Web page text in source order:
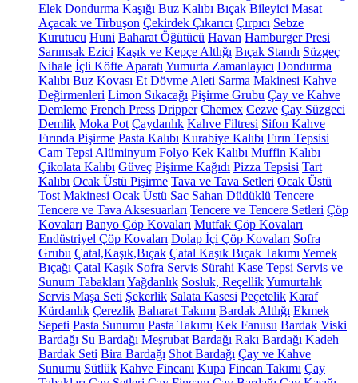
Elek Dondurma Kaşığı Buz Kalıbı Bıçak Bileyici Masat
Açacak ve Tirbuşon Çekirdek Çıkarıcı Çırpıcı Sebze
Kurutucu Huni Baharat Öğütücü Havan Hamburger Presi
Sarımsak Ezici Kaşık ve Kepçe Altlığı Bıçak Standı Süzgeç
Nihale İçli Köfte Aparatı Yumurta Zamanlayıcı Dondurma
Kalıbı Buz Kovası Et Dövme Aleti Sarma Makinesi Kahve
Değirmenleri Limon Sıkacağı Pişirme Grubu Çay ve Kahve
Demleme French Press Dripper Chemex Cezve Çay Süzgeci
Demlik Moka Pot Çaydanlık Kahve Filtresi Sifon Kahve
Fırında Pişirme Pasta Kalıbı Kurabiye Kalıbı Fırın Tepsisi
Cam Tepsi Alüminyum Folyo Kek Kalıbı Muffin Kalıbı
Çikolata Kalıbı Güveç Pişirme Kağıdı Pizza Tepsisi Tart
Kalıbı Ocak Üstü Pişirme Tava ve Tava Setleri Ocak Üstü
Tost Makinesi Ocak Üstü Sac Sahan Düdüklü Tencere
Tencere ve Tava Aksesuarları Tencere ve Tencere Setleri Çöp
Kovaları Banyo Çöp Kovaları Mutfak Çöp Kovaları
Endüstriyel Çöp Kovaları Dolap İçi Çöp Kovaları Sofra
Grubu Çatal,Kaşık,Bıçak Çatal Kaşık Bıçak Takımı Yemek
Bıçağı Çatal Kaşık Sofra Servis Sürahi Kase Tepsi Servis ve
Sunum Tabakları Yağdanlık Sosluk, ReçellikYumurtalık
Servis Maşa Seti Şekerlik Salata Kasesi Peçetelik Karaf
Kürdanlık Çerezlik Baharat Takımı Bardak Altlığı Ekmek
Sepeti Pasta Sunumu Pasta Takımı Kek Fanusu Bardak Viski
Bardağı Su Bardağı Meşrubat Bardağı Rakı Bardağı Kadeh
Bardak Seti Bira Bardağı Shot Bardağı Çay ve Kahve
Sunumu Sütlük Kahve Fincanı Kupa Fincan Takımı Çay